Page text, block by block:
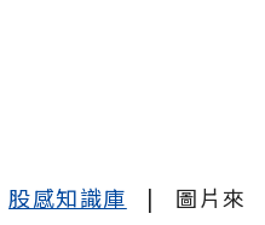
股感知識庫 | 圖片來